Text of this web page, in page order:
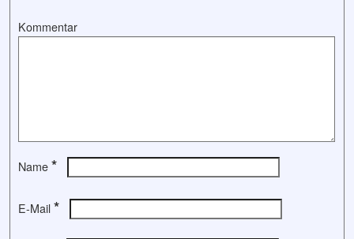
Kommentar
Name *
E-Mail *